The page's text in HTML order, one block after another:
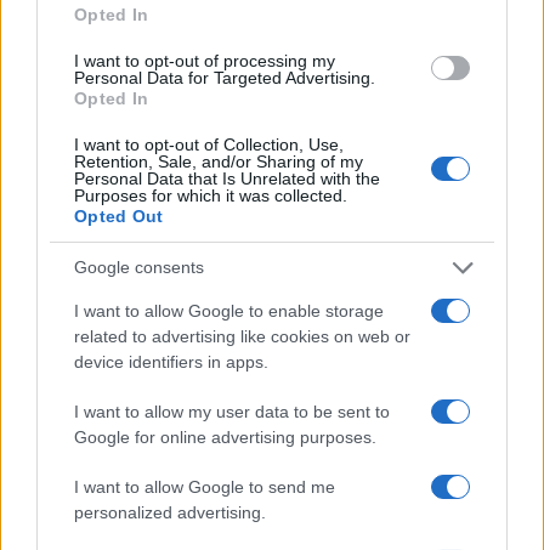
Opted In
I want to opt-out of processing my
Personal Data for Targeted Advertising.
Opted In
I want to opt-out of Collection, Use,
Retention, Sale, and/or Sharing of my
Personal Data that Is Unrelated with the
Purposes for which it was collected.
Opted Out
Google consents
I want to allow Google to enable storage
related to advertising like cookies on web or
device identifiers in apps.
I want to allow my user data to be sent to
Google for online advertising purposes.
I want to allow Google to send me
personalized advertising.
conti con un “contratto” da sottoscrivere con
abbonamentoin un certo senso firma
un
contrattocon la propria società e deve
rispettare alcune regole.
Il nuovo regolamento abbonamenti del Como
aveva scatenatopolemichenei giorni scorsi. A far
discutere i tifosi sono state soprattutto
tre novità
introdotte dal club: l’obbligo di raggiungere un
numero minimo di presenze allo stadio per avere
diritto al rinnovo, il controllo sull’effettivo utilizzo
del proprio posto (per evitare cessioni
sistematiche ad altri) e, non ultimo, il divieto per
gli abbonati di indossare i colori della squadra
avversaria. Regole percepite da molti come troppo